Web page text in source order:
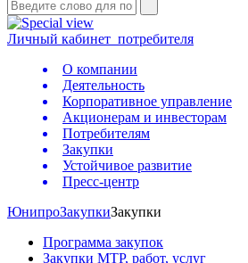
Личный кабинет потребителя
О компании
Деятельность
Корпоративное управление
Акционерам и инвесторам
Потребителям
Закупки
Устойчивое развитие
Пресс-центр
ЮнипроЗакупкиЗакупки
Программа закупок
Закупки МТР, работ, услуг